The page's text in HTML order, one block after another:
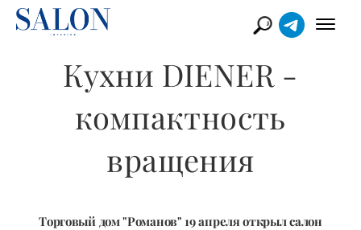
Кухни DIENER -
компактность
вращения
Торговый дом "Романов" 19 апреля открыл салон